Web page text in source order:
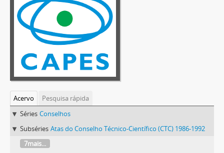
Acervo
Pesquisa rápida
Séries Conselhos
Subséries Atas do Conselho Técnico-Científico (CTC) 1986-1992
7mais...